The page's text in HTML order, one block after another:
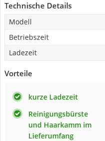
Technische Details
Modell
Betriebszeit
Ladezeit
Vorteile
kurze Ladezeit
Reinigungsbürste
und Haarkamm im
Lieferumfang